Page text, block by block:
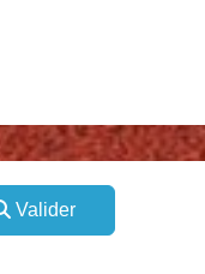
Valider